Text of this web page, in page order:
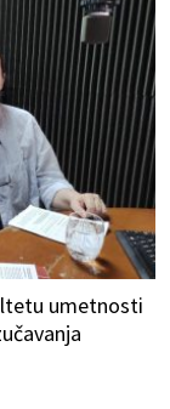
umetnosti